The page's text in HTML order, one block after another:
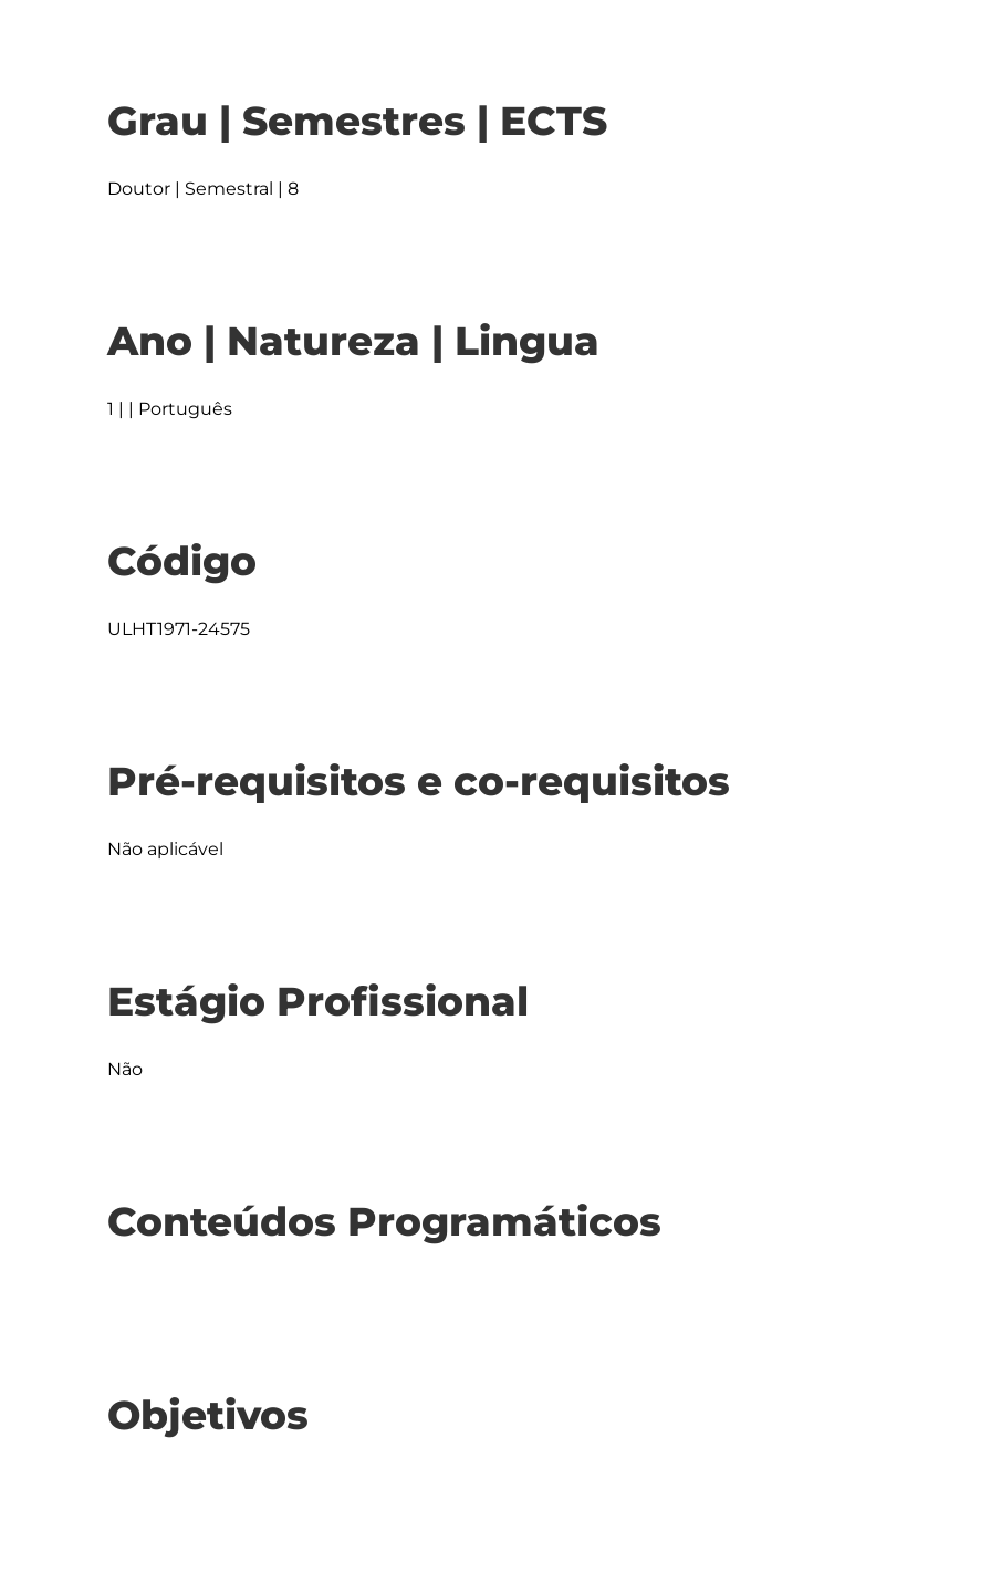
Grau | Semestres | ECTS
Doutor | Semestral | 8
Ano | Natureza | Lingua
1 | | Português
Código
ULHT1971-24575
Pré-requisitos e co-requisitos
Não aplicável
Estágio Profissional
Não
Conteúdos Programáticos
Objetivos